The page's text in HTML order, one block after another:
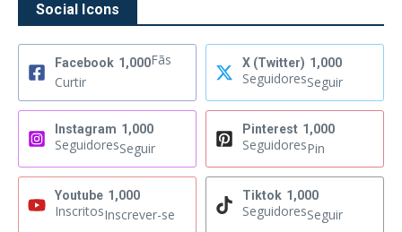
Social Icons
Facebook 1,000Fãs
Curtir
X (Twitter) 1,000
SeguidoresSeguir
Instagram 1,000
SeguidoresSeguir
Pinterest 1,000
SeguidoresPin
Youtube 1,000
InscritosInscrever-se
Tiktok 1,000
SeguidoresSeguir